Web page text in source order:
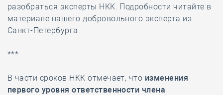
разобраться эксперты НКК. Подробности читайте в
материале нашего добровольного эксперта из
Санкт-Петербурга.
***
В части сроков НКК отмечает, что изменения
первого уровня ответственности члена